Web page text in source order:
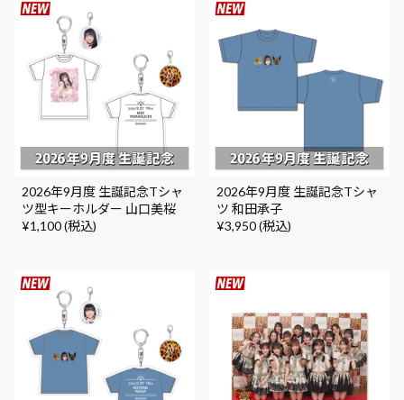
2026年9月度 生誕記念Tシャ
ツ型キーホルダー 山口美桜
¥1,100 (税込)
2026年9月度 生誕記念Tシャ
ツ 和田承子
¥3,950 (税込)